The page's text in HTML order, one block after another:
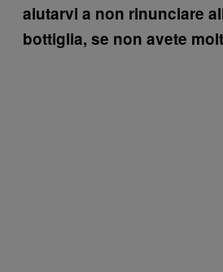
aiutarvi a non rinunciare
bottiglia, se non avete